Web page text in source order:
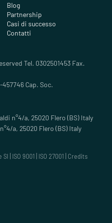
Blog
Partnership
Casi di successo
Contatti
Tel. 0302501453 Fax.
457746 Cap. Soc.
n°4/a, 25020 Flero (BS) Italy
a, 25020 Flero (BS) Italy
SI ISO 9001 ISO 27001 Credits